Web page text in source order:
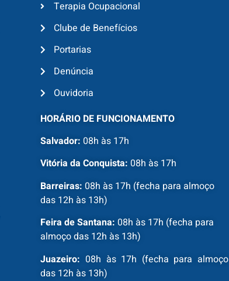
Terapia Ocupacional
Clube de Benefícios
Portarias
Denúncia
Ouvidoria
HORÁRIO DE FUNCIONAMENTO
Salvador: 08h às 17h
Vitória da Conquista: 08h às 17h
Barreiras: 08h às 17h (fecha para almoço
das 12h às 13h)
Feira de Santana: 08h às 17h (fecha para
almoço das 12h às 13h)
Juazeiro: 08h às 17h (fecha para almoço
das 12h às 13h)